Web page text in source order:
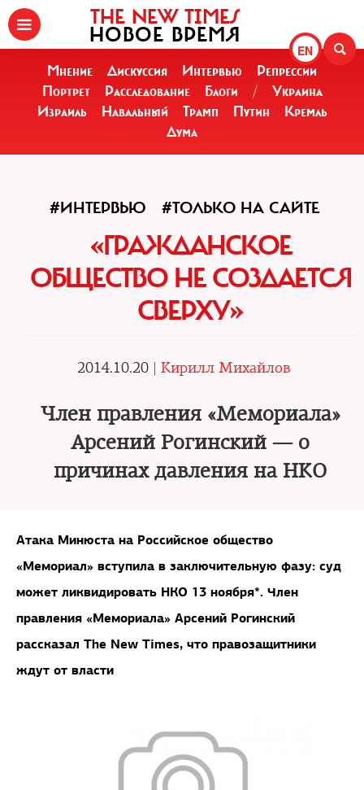
EN
THE NEW TIMES
НОВОЕ ВРЕМЯ
Мнение Дискуссия Интервью
Репрессии
Портрет
Расследование Блоги /
Украина
Израиль
Навальный Трамп Путин
Кремль
Дума
#ИНТЕРВЬЮ #ТОЛЬКО НА САЙТЕ
«ГРАЖДАНСКОЕ
ОБЩЕСТВО НЕ СОЗДАЕТСЯ
СВЕРХУ»
2014.10.20 | Кирилл Михайлов
Член правления «Мемориала»
Арсений Рогинский — о
причинах давления на НКО
Атака Минюста на Российское общество
«Мемориал» вступила в заключительную фазу: суд
может ликвидировать НКО 13 ноября*. Член
правления «Мемориала» Арсений Рогинский
рассказал The New Times, что правозащитники
ждут от власти